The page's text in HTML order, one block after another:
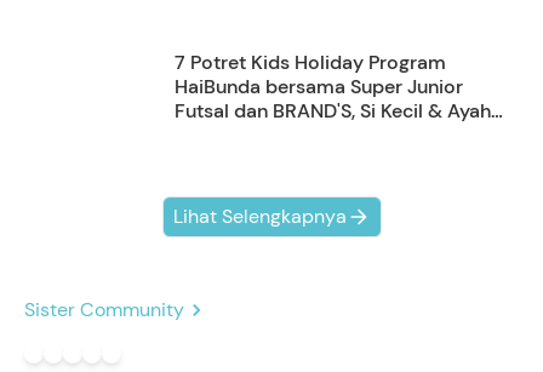
7 Potret Kids Holiday Program
HaiBunda bersama Super Junior
Futsal dan BRAND'S, Si Kecil & Ayah
Lihat Selengkapnya
Sister Community